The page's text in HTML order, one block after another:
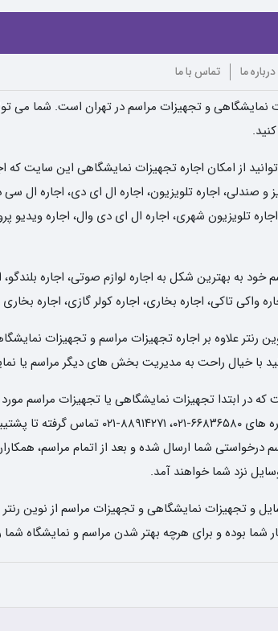
درباره ما تماس با ما
نمایشگاهی و تجهیزات مراسم در تهران است. شما می
از امکان اجاره تجهیزات نمایشگاهی این سایت که
صندلی، اجاره تلویزیون، اجاره ال ای دی، اجاره ال سی
تلویزیون شهری، اجاره ال ای دی وال، اجاره ویدیو
به بهترین شکل به اجاره لوازم صوتی، اجاره بلندگو،
واکی تاکی، اجاره بخاری، اجاره کولر گازی، اجاره
رنتر علاوه بر اجاره تجهیزات مراسم و تجهیزات
با خیال راحت به مدیریت بخش های دیگر مراسم یا
ابتدا تجهیزات نمایشگاهی یا تجهیزات مراسم مورد
تاریخ و ساعت دریافت وسایل، با
درخواستی شما ارسال شده و بعد از اتمام مراسم،
نزد شما خواهند آمد.
و تجهیزات نمایشگاهی و تجهیزات مراسم از نوین
شما بوده و برای هرچه بهتر شدن مراسم و نمایشگاه